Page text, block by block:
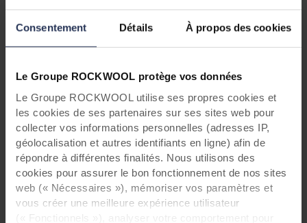
Consentement Détails À propos des cookies
Le Groupe ROCKWOOL protège vos données
Le Groupe ROCKWOOL utilise ses propres cookies et
les cookies de ses partenaires sur ses sites web pour
collecter vos informations personnelles (adresses IP,
géolocalisation et autres identifiants en ligne) afin de
répondre à différentes finalités. Nous utilisons des
cookies pour assurer le bon fonctionnement de nos sites
web (« Nécessaires »), mémoriser vos paramètres et
vous créer une meilleure expérience utilisateur